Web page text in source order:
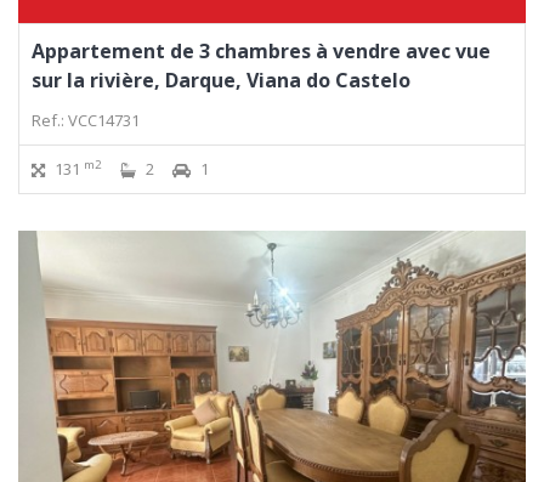
Appartement de 3 chambres à vendre avec vue
sur la rivière, Darque, Viana do Castelo
Ref.: VCC14731
131 m2 2 1